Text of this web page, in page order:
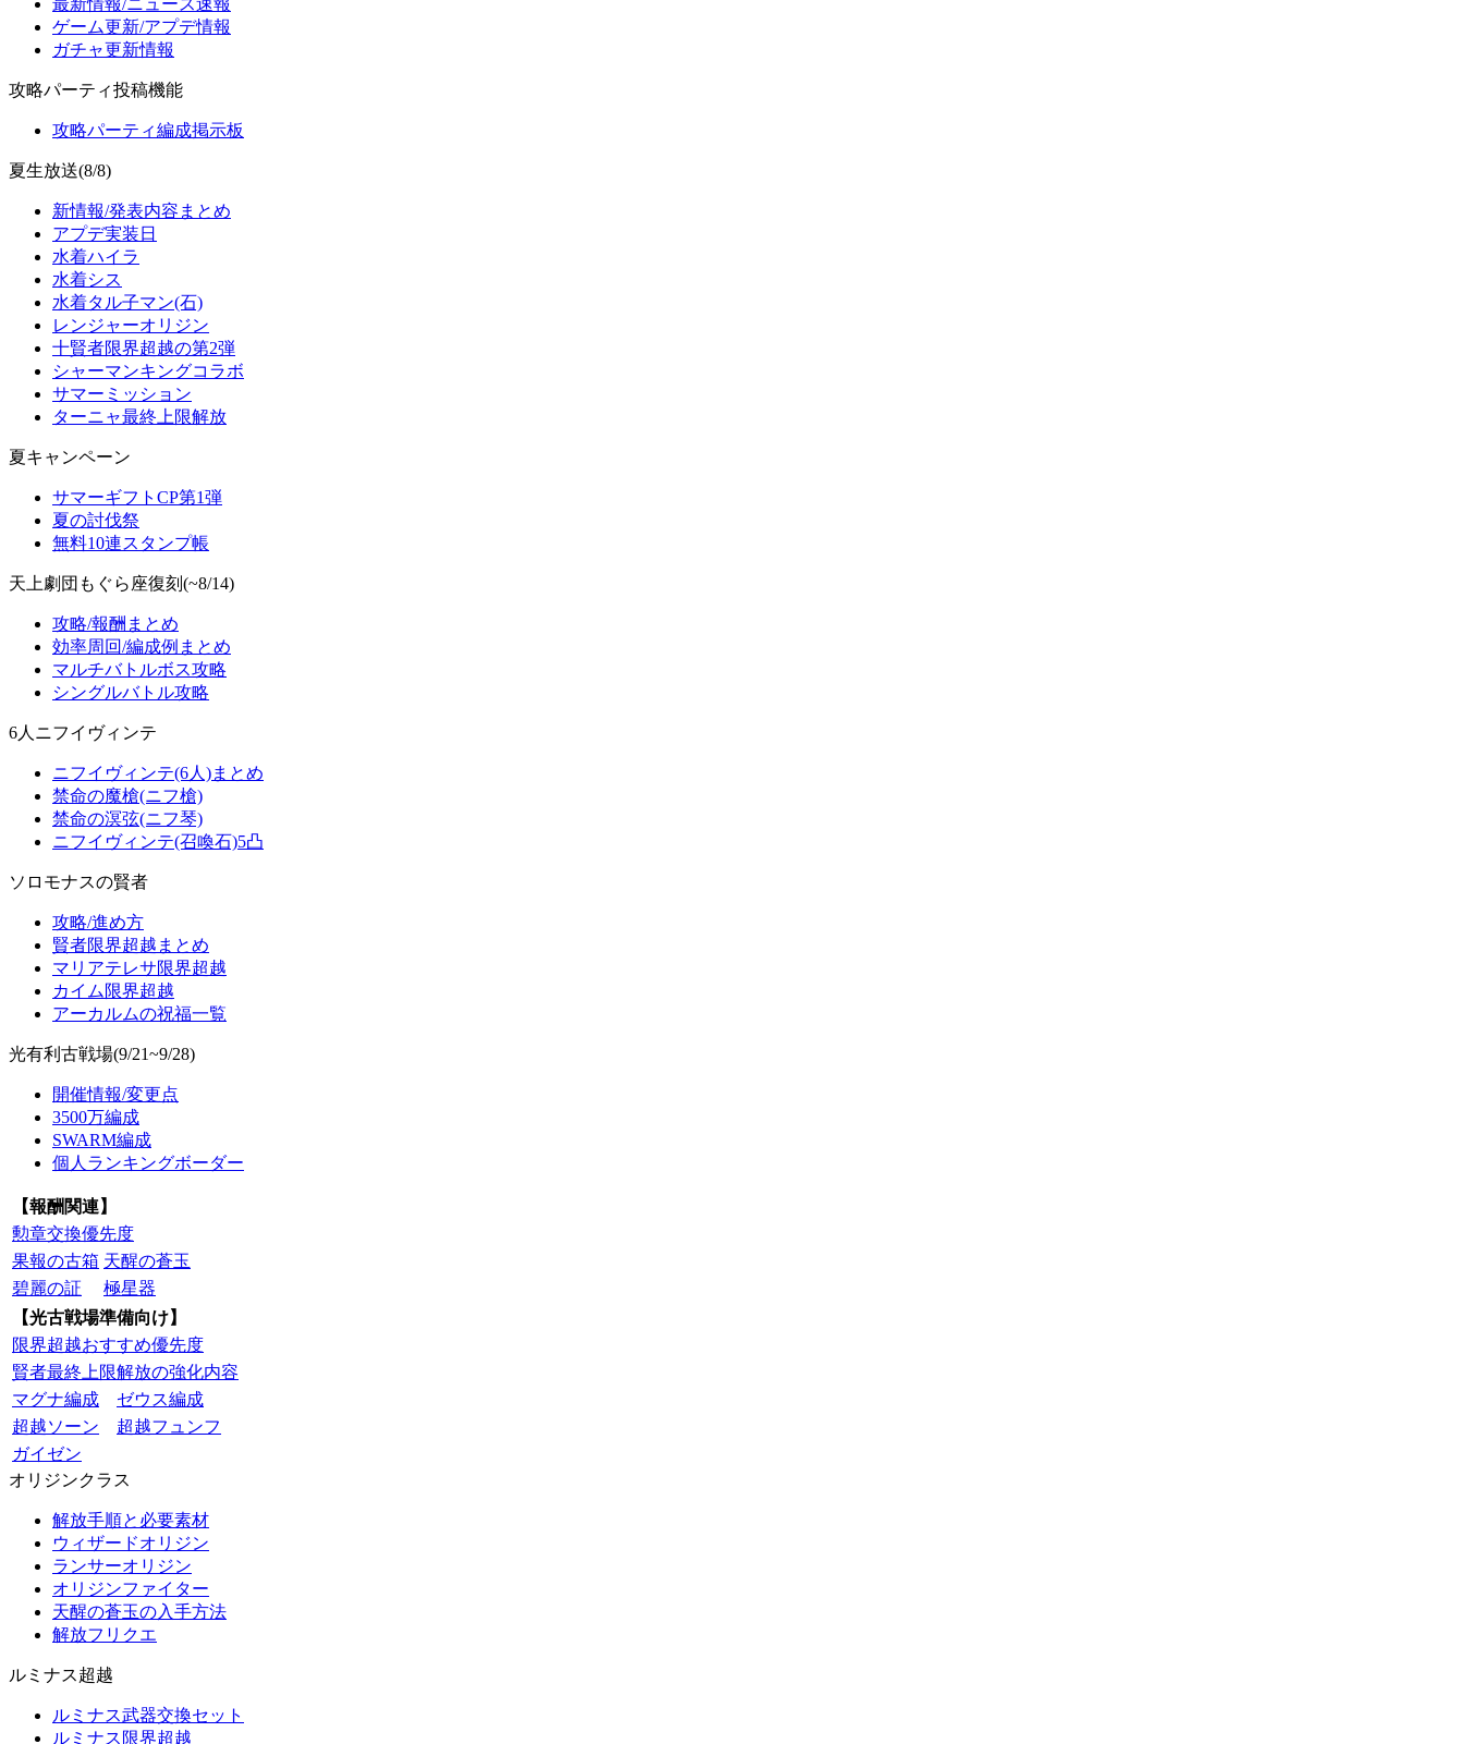
最新情報/ニュース速報
ゲーム更新/アプデ情報
ガチャ更新情報
攻略パーティ投稿機能
攻略パーティ編成掲示板
夏生放送(8/8)
新情報/発表内容まとめ
アプデ実装日
水着ハイラ
水着シス
水着タル子マン(石)
レンジャーオリジン
十賢者限界超越の第2弾
シャーマンキングコラボ
サマーミッション
ターニャ最終上限解放
夏キャンペーン
サマーギフトCP第1弾
夏の討伐祭
無料10連スタンプ帳
天上劇団もぐら座復刻(~8/14)
攻略/報酬まとめ
効率周回/編成例まとめ
マルチバトルボス攻略
シングルバトル攻略
6人ニフイヴィンテ
ニフイヴィンテ(6人)まとめ
禁命の魔槍(ニフ槍)
禁命の溟弦(ニフ琴)
ニフイヴィンテ(召喚石)5凸
ソロモナスの賢者
攻略/進め方
賢者限界超越まとめ
マリアテレサ限界超越
カイム限界超越
アーカルムの祝福一覧
光有利古戦場(9/21~9/28)
開催情報/変更点
3500万編成
SWARM編成
個人ランキングボーダー
【報酬関連】
勲章交換優先度
果報の古箱 天醒の蒼玉
碧麗の証
極星器
【光古戦場準備向け】
限界超越おすすめ優先度
賢者最終上限解放の強化内容
マグナ編成
ゼウス編成
超越ソーン
超越フュンフ
ガイゼン
オリジンクラス
解放手順と必要素材
ウィザードオリジン
ランサーオリジン
オリジンファイター
天醒の蒼玉の入手方法
解放フリクエ
ルミナス超越
ルミナス武器交換セット
ルミナス限界超越